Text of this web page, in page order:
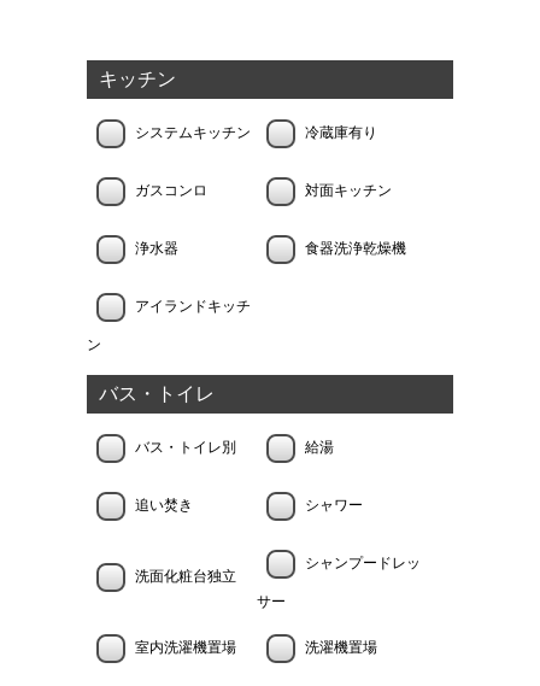
キッチン
システムキッチン 冷蔵庫有り
ガスコンロ 対面キッチン
浄水器 食器洗浄乾燥機
アイランドキッチ
ン
バス・トイレ
バス・トイレ別 給湯
追い焚き シャワー
洗面化粧台独立
シャンプードレッ
サー
室内洗濯機置場 洗濯機置場